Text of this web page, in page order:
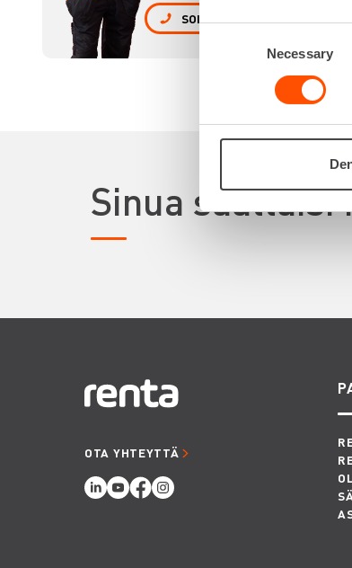
Consent
Necessary
SOITA
Sinua saattaisi
OTA YHTEYTTÄ